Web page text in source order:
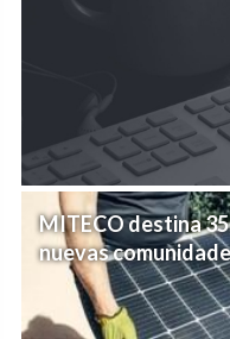
MITECO destina
nuevas